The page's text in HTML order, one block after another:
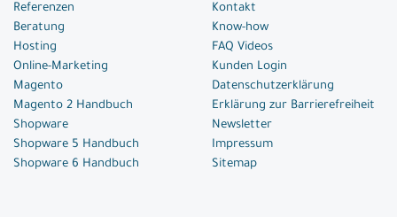
Referenzen
Beratung
Hosting
Online-Marketing
Magento
Magento 2 Handbuch
Shopware
Shopware 5 Handbuch
Shopware 6 Handbuch
Kontakt
Know-how
FAQ Videos
Kunden Login
Datenschutzerklärung
Erklärung zur Barrierefreiheit
Newsletter
Impressum
Sitemap